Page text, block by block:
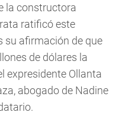
la constructora
ratificó este
su afirmación de que
de dólares la
expresidente Ollanta
abogado de Nadine